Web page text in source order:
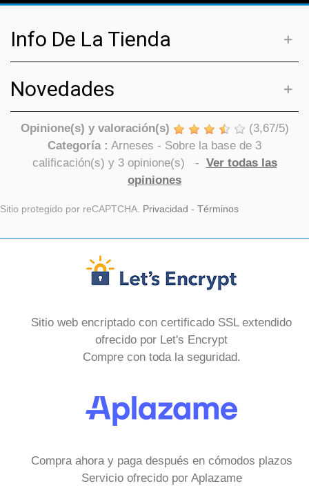
Info De La Tienda
Novedades
Opinione(s) y valoración(s) (3,67/5)
Categoría : Arneses - Sobre la base de 3
calificación(s) y 3opinione(s) - Ver todas las
opiniones
Sitio protegido por reCAPTCHA. Privacidad - Términos
Sitio web encriptado con certificado SSL extendido
ofrecido por Let's Encrypt
Compre con toda la seguridad.
Compra ahora y paga después en cómodos plazos
Servicio ofrecido por Aplazame